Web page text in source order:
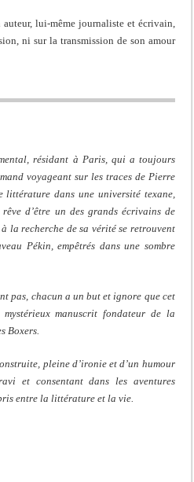
lui-même journaliste et écrivain,
ni sur la transmission de son amour
résidant à Paris, qui a toujours
voyageant sur les traces de Pierre
littérature dans une université texane,
d’être un des grands écrivains de
la recherche de sa vérité se retrouvent
Pékin, empêtrés dans une sombre
pas, chacun a un but et ignore que cet
manuscrit fondateur de la
Boxers.
pleine d’ironie et d’un humour
et consentant dans les aventures
entre la littérature et la vie.